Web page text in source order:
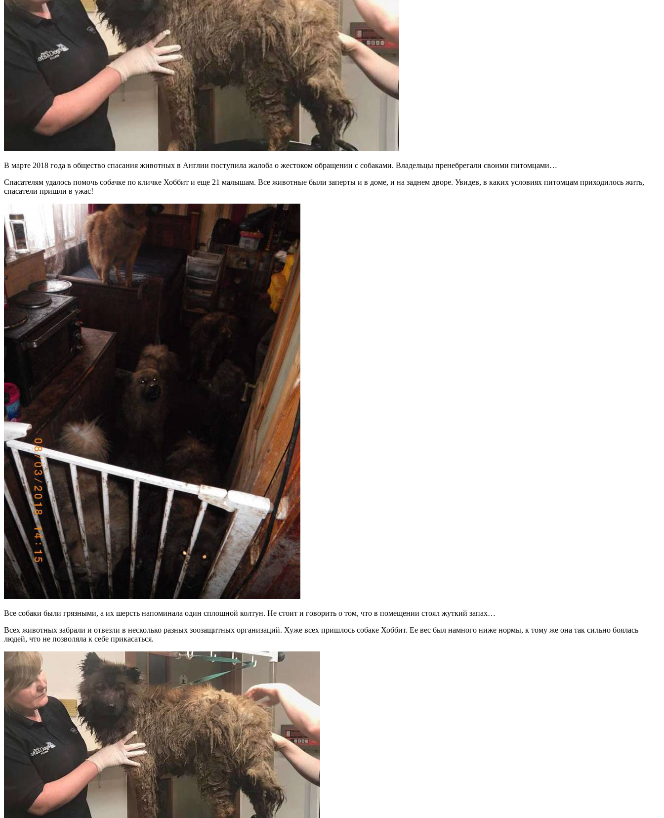
В марте 2018 года в общество спасания животных в Англии поступила жалоба о жестоком обращении с собаками. Владельцы пренебрегали своими питомцами…
Спасателям удалось помочь собачке по кличке Хоббит и еще 21 малышам. Все животные были заперты и в доме, и на заднем дворе. Увидев, в каких условиях питомцам приходилось жить,
спасатели пришли в ужас!
Все собаки были грязными, а их шерсть напоминала один сплошной колтун. Не стоит и говорить о том, что в помещении стоял жуткий запах…
Всех животных забрали и отвезли в несколько разных зоозащитных организаций. Хуже всех пришлось собаке Хоббит. Ее вес был намного ниже нормы, к тому же она так сильно боялась
людей, что не позволяла к себе прикасаться.